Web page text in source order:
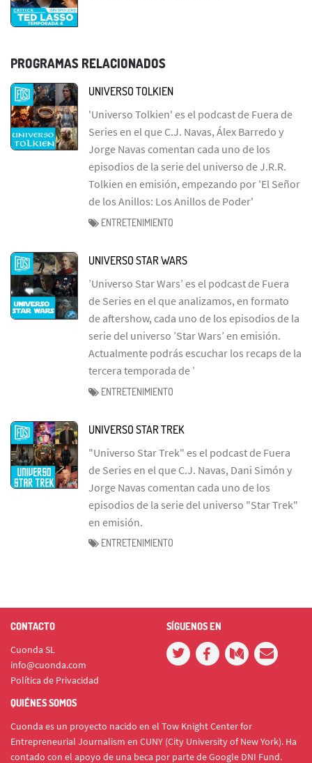
PROGRAMAS RELACIONADOS
UNIVERSO TOLKIEN
'Universo Tolkien' es el podcast de Fuera de
Series en el que C.J. Navas, Álex Barredo y
Jorge Navas comentan cada uno de los
episodios de la serie del universo de J.R.R.
Tolkien en emisión, empezando por 'El Señor
de los Anillos: Los Anillos de Poder'
ENTRETENIMIENTO
UNIVERSO STAR WARS
’Universo Star Wars’ es el podcast de Fuera
de Series en el que analizamos, en formato
de aftershow, cada uno de los episodios de la
serie del universo ’Star Wars’ en emisión.
Actualmente podrás escuchar los recaps de la
tercera temporada de ’
ENTRETENIMIENTO
UNIVERSO STAR TREK
"Universo Star Trek" es el podcast de Fuera
de Series en el que C.J. Navas, Dani Simón y
Jorge Navas comentan cada uno de los
episodios de la serie del universo "Star Trek"
en emisión.
ENTRETENIMIENTO
CONTACTO
Cuonda SL
info@cuonda.com
Política de Privacidad
SÍGUENOS EN
QUIÉNES SOMOS
Cuonda es un proyecto nacido en el Tow Knight Center for
Entrepreneurial Journalism en CUNY (City University of New York). Ha
contado con el apoyo de una beca por parte de Google DNI Fund.